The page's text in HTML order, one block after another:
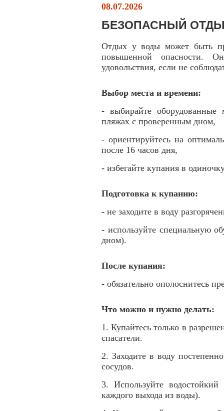
08.07.2026
БЕЗОПАСНЫЙ
Отдых у воды может быть
повышенной опасности.
удовольствия, если не
Выбор места и времени:
- выбирайте оборудованные
пляжах с проверенным дном,
- ориентируйтесь на
после 16 часов дня,
- избегайте купания в
Подготовка к купанию:
- не заходите в воду
- используйте специальную
дном).
После купания:
- обязательно ополоснитесь
Что можно и нужно делать:
1. Купайтесь только в
спасатели.
2. Заходите в воду
сосудов.
3. Используйте
каждого выхода из воды).